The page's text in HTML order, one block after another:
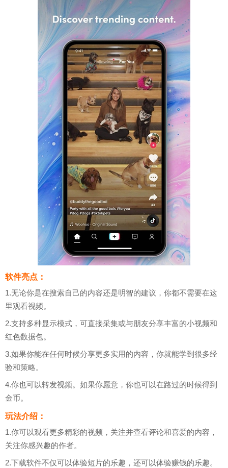
软件亮点：
1.无论你是在搜索自己的内容还是明智的建议，你都不需要在这
里观看视频。
2.支持多种显示模式，可直接采集或与朋友分享丰富的小视频和
红色数据包。
3.如果你能在任何时候分享更多实用的内容，你就能学到很多经
验和策略。
4.你也可以转发视频。如果你愿意，你也可以在路过的时候得到
金币。
玩法介绍：
1.你可以观看更多精彩的视频，关注并查看评论和喜爱的内容，
关注你感兴趣的作者。
2.下载软件不仅可以体验短片的乐趣，还可以体验赚钱的乐趣。